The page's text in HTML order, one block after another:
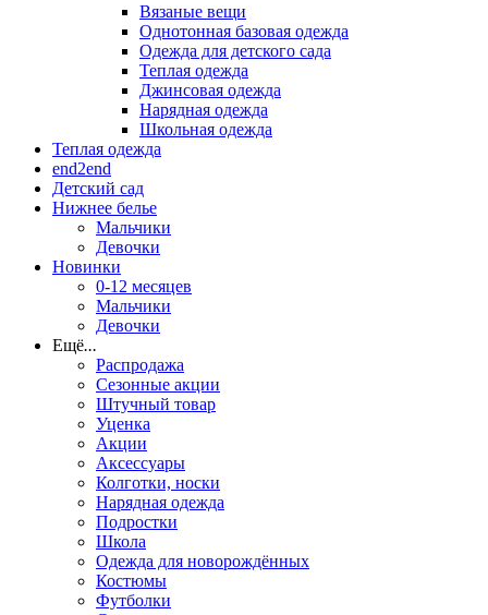
Вязаные вещи
Однотонная базовая одежда
Одежда для детского сада
Теплая одежда
Джинсовая одежда
Нарядная одежда
Школьная одежда
Теплая одежда
end2end
Детский сад
Нижнее белье
Мальчики
Девочки
Новинки
0-12 месяцев
Мальчики
Девочки
Ещё...
Распродажа
Сезонные акции
Штучный товар
Уценка
Акции
Аксессуары
Колготки, носки
Нарядная одежда
Подростки
Школа
Одежда для новорождённых
Костюмы
Футболки